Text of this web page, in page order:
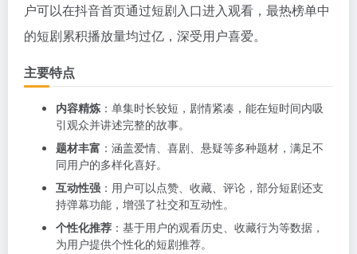
户可以在抖音首页通过短剧入口进入观看，最热榜单中
的短剧累积播放量均过亿，深受用户喜爱。
主要特点
内容精炼：单集时长较短，剧情紧凑，能在短时间内吸
引观众并讲述完整的故事。
题材丰富 ：涵盖爱情、喜剧、悬疑等多种题材，满足不
同用户的多样化喜好。
互动性强 ：用户可以点赞、收藏、评论，部分短剧还支
持弹幕功能，增强了社交和互动性。
个性化推荐 ：基于用户的观看历史、收藏行为等数据，
为用户提供个性化的短剧推荐。